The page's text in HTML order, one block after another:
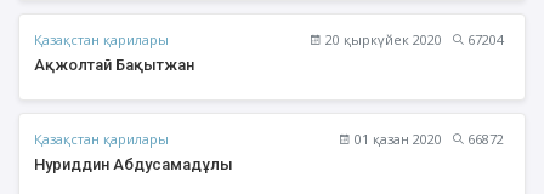
Қазақстан қарилары 20 қыркүйек 2020
67204
Ақжолтай Бақытжан
Қазақстан қарилары 01 қазан 2020
66872
Нуриддин Абдусамадұлы